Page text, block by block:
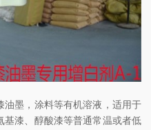
墨，涂料等有机溶液， 适用于
基漆、醇酸漆等普通常温或者低